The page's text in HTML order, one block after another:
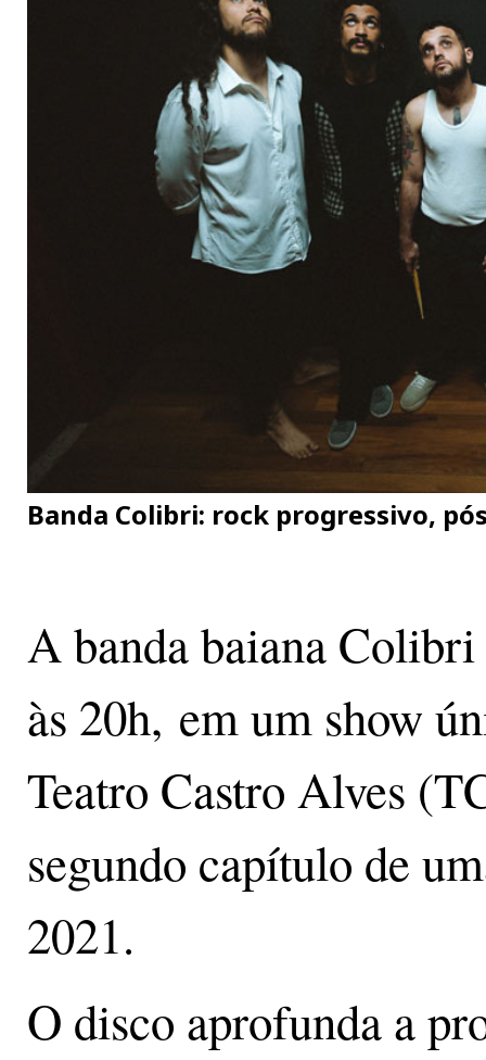
Banda Colibri: rock progressivo,
A banda baiana
às 20h, em um show
Teatro Castro Alves
segundo capítulo de
2021.
O disco aprofunda a